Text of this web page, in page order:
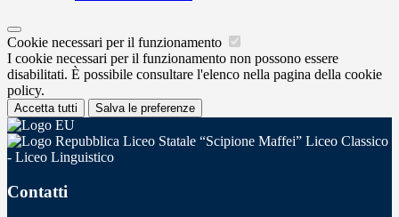
Cookie necessari per il funzionamento
I cookie necessari per il funzionamento non possono essere
disabilitati. È possibile consultare l'elenco nella pagina della cookie
policy.
Accetta tutti Salva le preferenze
Liceo Statale “Scipione Maffei” Liceo Classico
- Liceo Linguistico
Contatti